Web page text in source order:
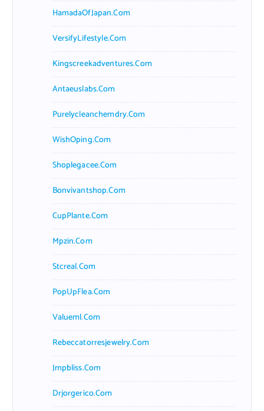
HamadaOfJapan.com
VersifyLifestyle.com
Kingscreekadventures.com
Antaeuslabs.com
Purelycleanchemdry.com
WishOping.com
Shoplegacee.com
Bonvivantshop.com
CupPlante.com
Mpzin.com
Stcreal.com
PopUpFlea.com
Valueml.com
Rebeccatorresjewelry.com
Jmpbliss.com
Drjorgerico.com